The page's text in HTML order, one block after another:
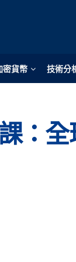
密貨幣 技術分
：